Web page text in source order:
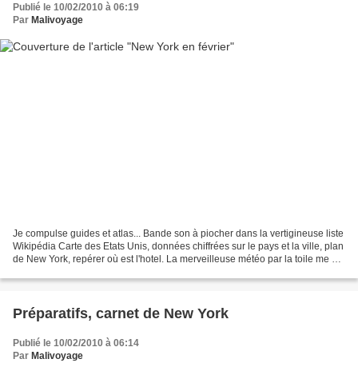
Publié le 10/02/2010 à 06:19
Par Malivoyage
Je compulse guides et atlas... Bande son à piocher dans la vertigineuse liste
Wikipédia Carte des Etats Unis, données chiffrées sur le pays et la ville, plan
de New York, repérer où est l'hotel. La merveilleuse météo par la toile me dit
Préparatifs, carnet de New York
Publié le 10/02/2010 à 06:14
Par Malivoyage